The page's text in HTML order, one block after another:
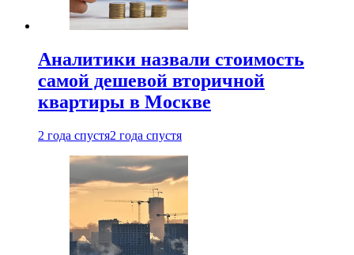
Аналитики назвали стоимость
самой дешевой вторичной
квартиры в Москве
2 года спустя2 года спустя